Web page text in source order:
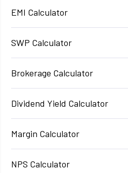
EMI Calculator
SWP Calculator
Brokerage Calculator
Dividend Yield Calculator
Margin Calculator
NPS Calculator